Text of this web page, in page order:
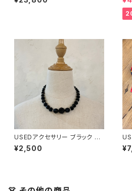
USEDアクセサリー ブラック カ
ットビーズ ネックレス
¥2,500
チ